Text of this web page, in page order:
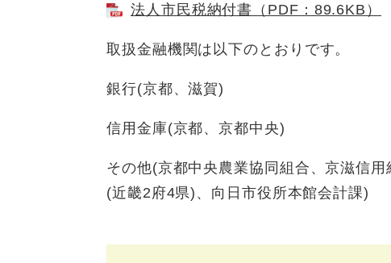
法人市民税納付書（PDF：89.6KB）
取扱金融機関は以下のとおりです。
銀行(京都、滋賀)
信用金庫(京都、京都中央)
その他(京都中央農業協同組合、京滋信
(近畿2府4県)、向日市役所本館会計課)